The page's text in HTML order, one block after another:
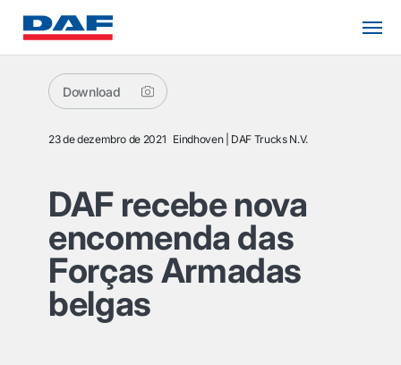
Download
23 de dezembro de 2021 Eindhoven DAF Trucks N.V.
DAF recebe nova
encomenda das
Forças Armadas
belgas